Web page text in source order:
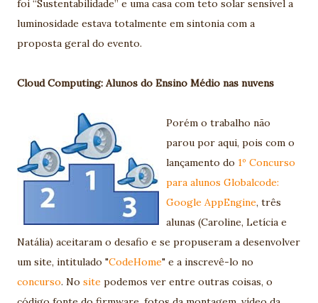
foi “Sustentabilidade” e uma casa com teto solar sensível a
luminosidade estava totalmente em sintonia com a
proposta geral do evento.
Cloud Computing: Alunos do Ensino Médio nas nuvens
Porém o trabalho não
parou por aqui, pois com o
lançamento do 1º Concurso
para alunos Globalcode:
Google AppEngine, três
alunas (Caroline, Letícia e
Natália) aceitaram o desafio e se propuseram a desenvolver
um site, intitulado "CodeHome" e a inscrevê-lo no
concurso. No site podemos ver entre outras coisas, o